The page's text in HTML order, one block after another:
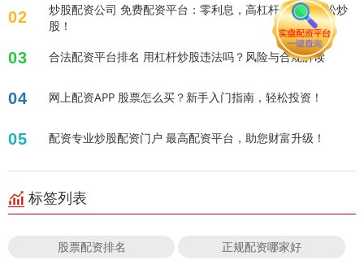
02
炒股配资公司 免费配资平台：零利息，高杠杆，助您轻松炒
股！
03 合法配资平台排名 用杠杆炒股违法吗？风险与合规解读
04 网上配资APP 股票怎么买？新手入门指南，轻松投资！
05 配资专业炒股配资门户 最高配资平台，助您财富升级！
标签列表
股票配资排名 正规配资哪家好